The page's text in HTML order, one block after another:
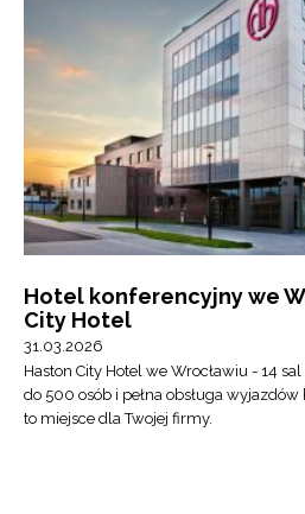
Hotel konferencyjny we
City Hotel
31.03.2026
Haston City Hotel we Wrocławiu - 14
do 500 osób i pełna obsługa
to miejsce dla Twojej firmy.